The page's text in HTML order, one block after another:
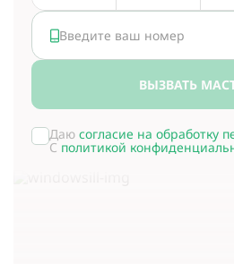
ВЫЗВАТЬ
Даю согласие на обработку
С политикой